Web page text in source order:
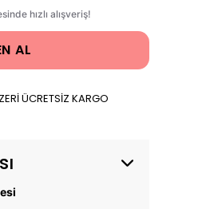
AL
ÜCRETSİZ KARGO